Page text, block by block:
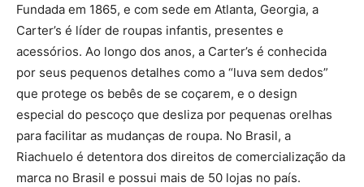
Fundada em 1865, e com sede em Atlanta, Georgia, a
Carter’s é líder de roupas infantis, presentes e
acessórios. Ao longo dos anos, a Carter’s é conhecida
por seus pequenos detalhes como a “luva sem dedos”
que protege os bebês de se coçarem, e o design
especial do pescoço que desliza por pequenas orelhas
para facilitar as mudanças de roupa. No Brasil, a
Riachuelo é detentora dos direitos de comercialização da
marca no Brasil e possui mais de 50 lojas no país.